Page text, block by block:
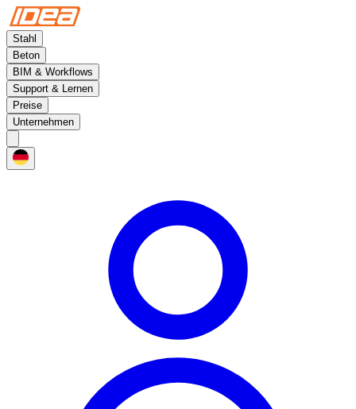
Stahl
Beton
BIM & Workflows
Support & Lernen
Preise
Unternehmen